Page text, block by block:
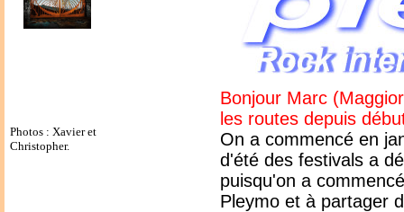
Photos : Xavier et
Christopher.
Bonjour Marc
les routes depuis
On a commencé en
d'été des festivals a
puisqu'on a
Pleymo et à partager